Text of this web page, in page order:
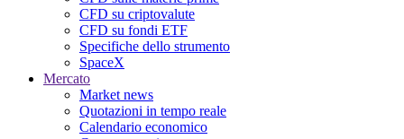
CFD su criptovalute
CFD su fondi ETF
Specifiche dello strumento
SpaceX
Mercato
Market news
Quotazioni in tempo reale
Calendario economico